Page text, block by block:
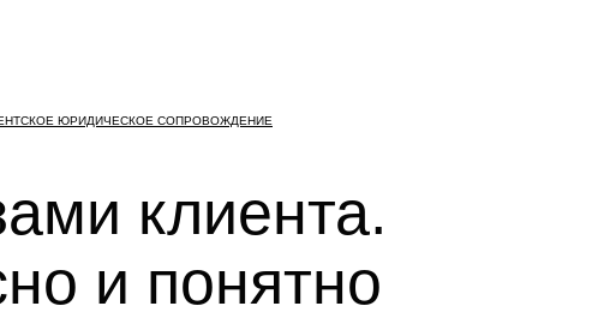
ЮРИДИЧЕСКОЕ СОПРОВОЖДЕНИЕ
клиента.
и понятно